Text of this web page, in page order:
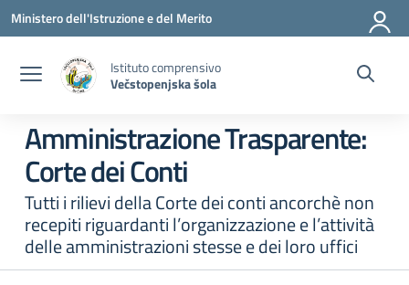
Vai ai contenuti
Vai al menu di navigazione
Vai al footer
Ministero dell'Istruzione e del Merito
Istituto comprensivo
Večstopenjska šola
Amministrazione Trasparente:
Corte dei Conti
Tutti i rilievi della Corte dei conti ancorchè non
recepiti riguardanti l’organizzazione e l’attività
delle amministrazioni stesse e dei loro uffici